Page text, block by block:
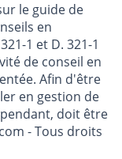
le guide de
en
1 et D. 321-1
de conseil en
Afin d'être
en gestion de
doit être
- Tous droits